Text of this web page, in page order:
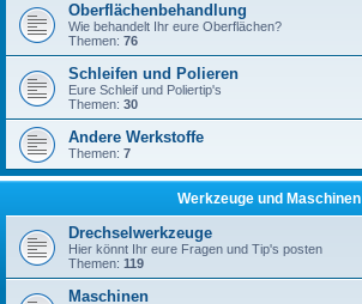
Oberflächenbehandlung
Wie behandelt Ihr eure Oberflächen?
Themen: 76
Schleifen und Polieren
Eure Schleif und Poliertip's
Themen: 30
Andere Werkstoffe
Themen: 7
Werkzeuge und Maschinen
Drechselwerkzeuge
Hier könnt Ihr eure Fragen und Tip's posten
Themen: 119
Maschinen